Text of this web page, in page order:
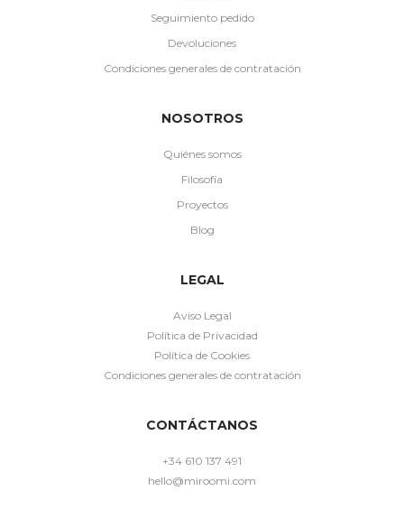
Seguimiento pedido
Devoluciones
Condiciones generales de contratación
NOSOTROS
Quiénes somos
Filosofía
Proyectos
Blog
LEGAL
Aviso Legal
Política de Privacidad
Política de Cookies
Condiciones generales de contratación
CONTÁCTANOS
+34 610 137 491
hello@miroomi.com